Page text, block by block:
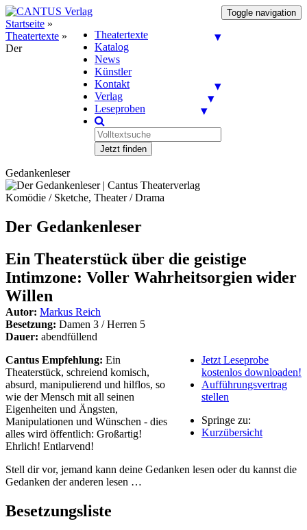
Toggle navigation
Theatertexte
Katalog
News
Künstler
Kontakt
Verlag
Leseproben
Jetzt finden
Startseite »
Theatertexte »
Der
Gedankenleser
Komödie / Sketche, Theater / Drama
Der Gedankenleser
Ein Theaterstück über die geistige
Intimzone: Voller Wahrheitsorgien wider
Willen
Autor: Markus Reich
Besetzung: Damen 3 / Herren 5
Dauer: abendfüllend
Jetzt Leseprobe
kostenlos downloaden!
Aufführungsvertrag
stellen
Springe zu:
Kurzübersicht
Cantus Empfehlung: Ein
Theaterstück, schreiend komisch,
absurd, manipulierend und hilflos, so
wie der Mensch mit all seinen
Eigenheiten und Ängsten,
Manipulationen und Wünschen - dies
alles wird öffentlich: Großartig!
Ehrlich! Entlarvend!
Stell dir vor, jemand kann deine Gedanken lesen oder du kannst die
Gedanken der anderen lesen …
Besetzungsliste